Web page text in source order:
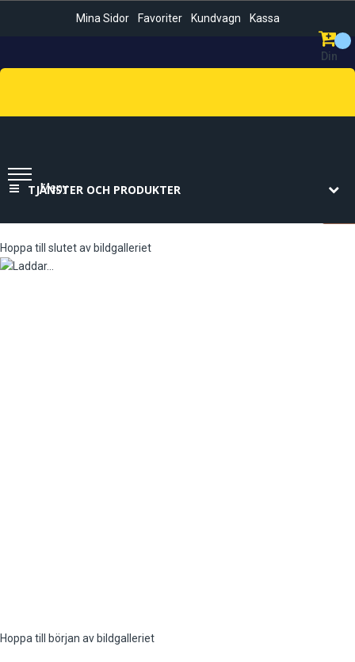
Mina Sidor Favoriter Kundvagn Kassa
Din
Kundvagn
Sök
TJÄNSTER OCH PRODUKTER
Meny
Hoppa till slutet av bildgalleriet
Hoppa till början av bildgalleriet